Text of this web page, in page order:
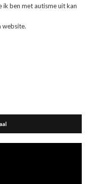
ben met autisme uit kan
website.